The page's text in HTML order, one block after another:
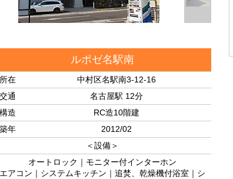
ルポゼ名駅南
所在
中村区名駅南3-12-16
交通
名古屋駅 12分
構造
RC造10階建
築年
2012/02
＜設備＞
オートロック｜モニター付インターホン
エアコン｜システムキッチン｜追焚、乾燥機付浴室｜シ